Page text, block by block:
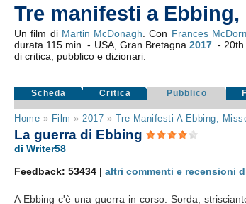
Tre manifesti a
Un film di Martin McDonagh . Con Frances
durata 115 min. - USA, Gran Bretagna 2017. -
di critica, pubblico e dizionari.
Scheda Critica Pubblico
Home » Film » 2017 » Tre Manifesti A Ebbing,
La guerra di Ebbing
di Writer58
Feedback: 53434 |altri commenti e recensioni
A Ebbing c'è una guerra in corso. Sorda,